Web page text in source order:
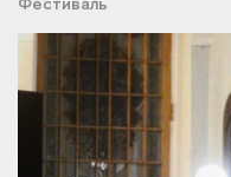
Фестиваль